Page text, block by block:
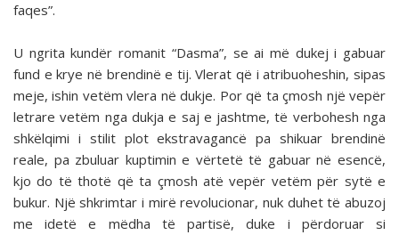
faqes”.
U ngrita kundër romanit “Dasma”, se ai më dukej i gabuar
fund e krye në brendinë e tij. Vlerat që i atribuoheshin, sipas
meje, ishin vetëm vlera në dukje. Por që ta çmosh një vepër
letrare vetëm nga dukja e saj e jashtme, të verbohesh nga
shkëlqimi i stilit plot ekstravagancë pa shikuar brendinë
reale, pa zbuluar kuptimin e vërtetë të gabuar në esencë,
kjo do të thotë që ta çmosh atë vepër vetëm për sytë e
bukur. Një shkrimtar i mirë revolucionar, nuk duhet të abuzoj
me idetë e mëdha të partisë, duke i përdoruar si